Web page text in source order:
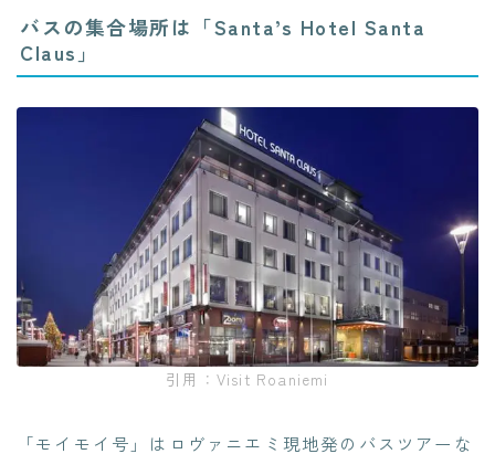
バスの集合場所は「Santa’s Hotel Santa
Claus」
引用：Visit Roaniemi
「モイモイ号」はロヴァニエミ現地発のバスツアーな